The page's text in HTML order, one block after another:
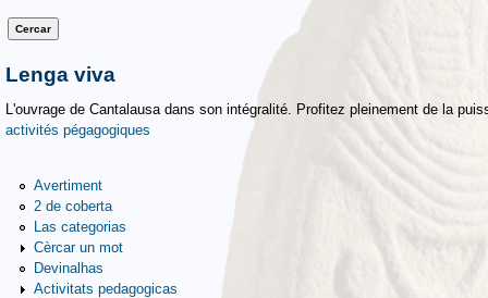
Lenga viva
L'ouvrage de Cantalausa dans son intégralité. Profitez pleinement de la
activités pégagogiques
Avertiment
2 de coberta
Las categorias
Cèrcar un mot
Devinalhas
Activitats pedagogicas